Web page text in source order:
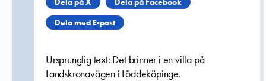
Dela med E-post
Ursprunglig text: Det brinner i en villa på
Landskronavägen i Löddeköpinge.